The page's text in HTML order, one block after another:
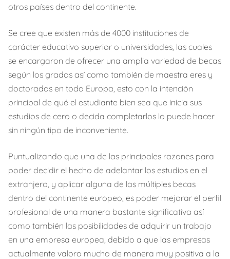
otros países dentro del continente.
Se cree que existen más de 4000 instituciones de
carácter educativo superior o universidades, las cuales
se encargaron de ofrecer una amplia variedad de becas
según los grados así como también de maestra eres y
doctorados en todo Europa, esto con la intención
principal de qué el estudiante bien sea que inicia sus
estudios de cero o decida completarlos lo puede hacer
sin ningún tipo de inconveniente.
Puntualizando que una de las principales razones para
poder decidir el hecho de adelantar los estudios en el
extranjero, y aplicar alguna de las múltiples becas
dentro del continente europeo, es poder mejorar el perfil
profesional de una manera bastante significativa así
como también las posibilidades de adquirir un trabajo
en una empresa europea, debido a que las empresas
actualmente valoro mucho de manera muy positiva a la